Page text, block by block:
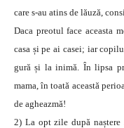
care s-au atins de lăuză,
Daca preotul face aceasta
casa și pe ai casei; iar
gură și la inimă. În lipsa
mama, în toată această
de agheazmă!
2) La opt zile după naștere